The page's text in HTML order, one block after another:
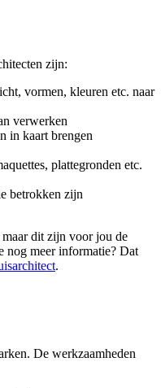
zijn:
vormen, kleuren etc. naar
verwerken
in kaart brengen
plattegronden etc.
betrokken zijn
dit zijn voor jou de
nog meer informatie? Dat
.
De werkzaamheden